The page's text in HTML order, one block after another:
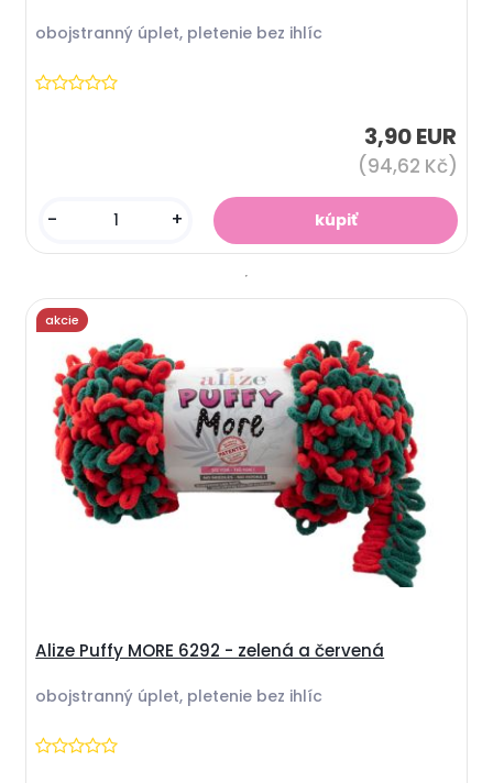
obojstranný úplet, pletenie bez ihlíc
3,90 EUR
(94,62 Kč)
- +
Alize Puffy MORE 6292 - zelená a červená
obojstranný úplet, pletenie bez ihlíc
akcie